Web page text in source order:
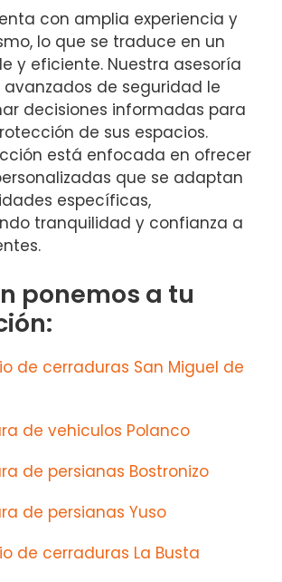
con amplia experiencia y
lo que se traduce en un
y eficiente. Nuestra asesoría
de seguridad le
decisiones informadas para
de sus espacios.
está enfocada en ofrecer
que se adaptan
específicas,
tranquilidad y confianza a
ponemos a tu
de cerraduras San Miguel de
de vehiculos Polanco
de persianas Bostronizo
de persianas Yuso
de cerraduras La Busta